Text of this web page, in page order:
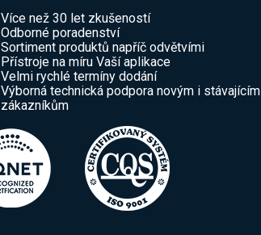
Více než 30 let zkušeností
Odborné poradenství
Sortiment produktů napříč odvětvími
Přístroje na míru Vaší aplikace
Velmi rychlé termíny dodání
Výborná technická podpora novým i stávajícím
zákazníkům